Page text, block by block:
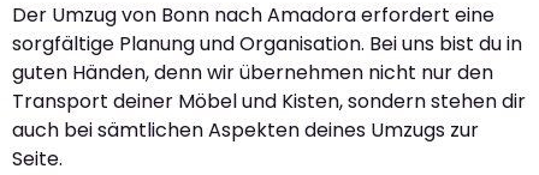
Der Umzug von Bonn nach Amadora erfordert eine
sorgfältige Planung und Organisation. Bei uns bist du in
guten Händen, denn wir übernehmen nicht nur den
Transport deiner Möbel und Kisten, sondern stehen dir
auch bei sämtlichen Aspekten deines Umzugs zur
Seite.